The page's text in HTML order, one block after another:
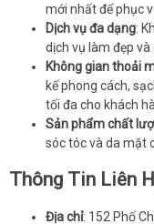
mới nhất để phục
Dịch vụ đa dạng:
dịch vụ làm đẹp và
Không gian thoải
kế phong cách,
tối đa cho khách
Sản phẩm chất
sóc tóc và da mặt
Thông Tin Liên
Địa chỉ: 152 Phố